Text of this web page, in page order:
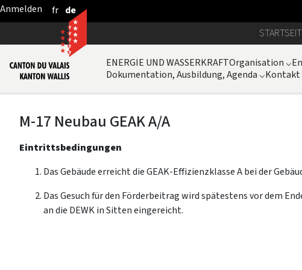
Zum Hauptinhalt springen
fr de
ENERGIE UND WASSERKRAFTOrganisation ⌵
Dokumentation, Ausbildung, Agenda ⌵Kontakt
M‐17 Neubau GEAK A/A
Eintrittsbedingungen
Das Gebäude erreicht die GEAK-Effizienzklasse A bei der
Das Gesuch für den Förderbeitrag wird spätestens vor dem
an die DEWK in Sitten eingereicht.